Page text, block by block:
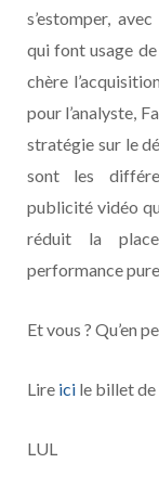
s’estomper,
qui font usage
chère
pour l’analyste,
stratégie sur le
sont les
publicité vidéo
réduit la
performance
Et vous ? Qu’en
Lire ici le billet
LUL